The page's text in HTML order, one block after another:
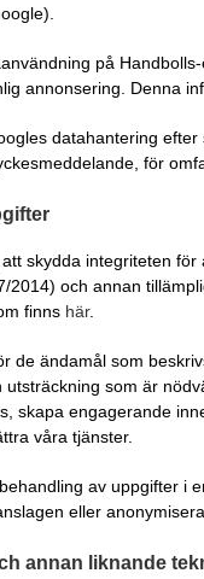
på
annonsering. Denna
datahantering
för
skydda integriteten
2014) och annan
finns här.
de ändamål som
som är
skapa engagerande
våra tjänster.
av uppgifter i
eller
annan liknande